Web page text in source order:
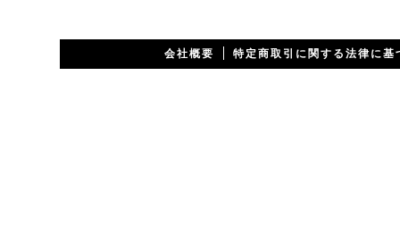
会社概要 特定商取引に関する法律に基